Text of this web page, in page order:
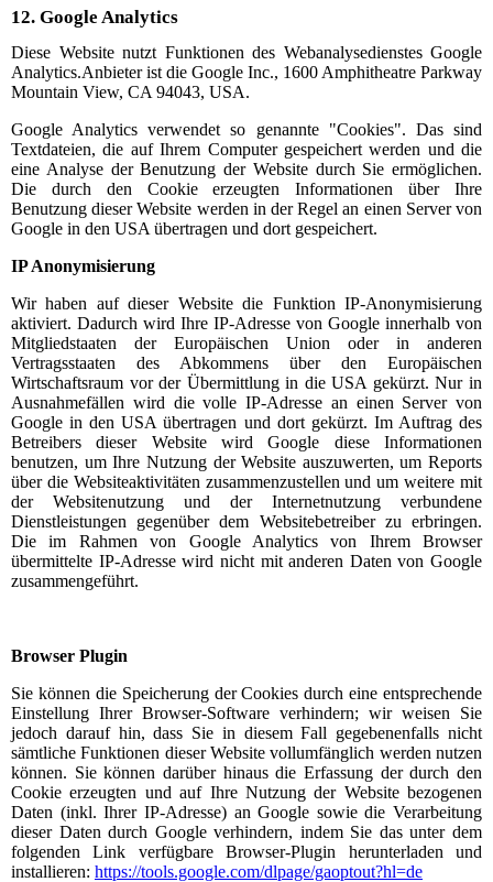
12. Google Analytics
Diese Website nutzt Funktionen des Webanalysedienstes Google
Analytics.Anbieter ist die Google Inc., 1600 Amphitheatre Parkway
Mountain View, CA 94043, USA.
Google Analytics verwendet so genannte "Cookies". Das sind
Textdateien, die auf Ihrem Computer gespeichert werden und die
eine Analyse der Benutzung der Website durch Sie ermöglichen.
Die durch den Cookie erzeugten Informationen über Ihre
Benutzung dieser Website werden in der Regel an einen Server von
Google in den USA übertragen und dort gespeichert.
IP Anonymisierung
Wir haben auf dieser Website die Funktion IP-Anonymisierung
aktiviert. Dadurch wird Ihre IP-Adresse von Google innerhalb von
Mitgliedstaaten der Europäischen Union oder in anderen
Vertragsstaaten des Abkommens über den Europäischen
Wirtschaftsraum vor der Übermittlung in die USA gekürzt. Nur in
Ausnahmefällen wird die volle IP-Adresse an einen Server von
Google in den USA übertragen und dort gekürzt. Im Auftrag des
Betreibers dieser Website wird Google diese Informationen
benutzen, um Ihre Nutzung der Website auszuwerten, um Reports
über die Websiteaktivitäten zusammenzustellen und um weitere mit
der Websitenutzung und der Internetnutzung verbundene
Dienstleistungen gegenüber dem Websitebetreiber zu erbringen.
Die im Rahmen von Google Analytics von Ihrem Browser
übermittelte IP-Adresse wird nicht mit anderen Daten von Google
zusammengeführt.
Browser Plugin
Sie können die Speicherung der Cookies durch eine entsprechende
Einstellung Ihrer Browser-Software verhindern; wir weisen Sie
jedoch darauf hin, dass Sie in diesem Fall gegebenenfalls nicht
sämtliche Funktionen dieser Website vollumfänglich werden nutzen
können. Sie können darüber hinaus die Erfassung der durch den
Cookie erzeugten und auf Ihre Nutzung der Website bezogenen
Daten (inkl. Ihrer IP-Adresse) an Google sowie die Verarbeitung
dieser Daten durch Google verhindern, indem Sie das unter dem
folgenden Link verfügbare Browser-Plugin herunterladen und
installieren: https://tools.google.com/dlpage/gaoptout?hl=de